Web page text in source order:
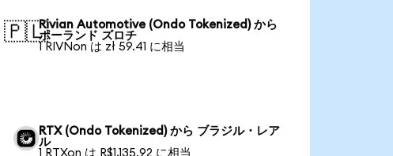
🇵🇱Rivian Automotive (Ondo Tokenized) から
ポーランド ズロチ
1 RIVNon は zł 59.41 に相当
RTX (Ondo Tokenized) から ブラジル・レア
ル
1 RTXon は R$1,135.92 に相当